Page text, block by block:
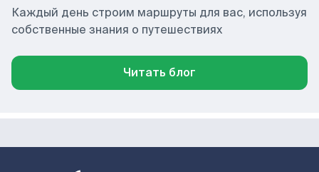
Каждый день строим маршруты для вас, используя
собственные знания о путешествиях
Читать блог